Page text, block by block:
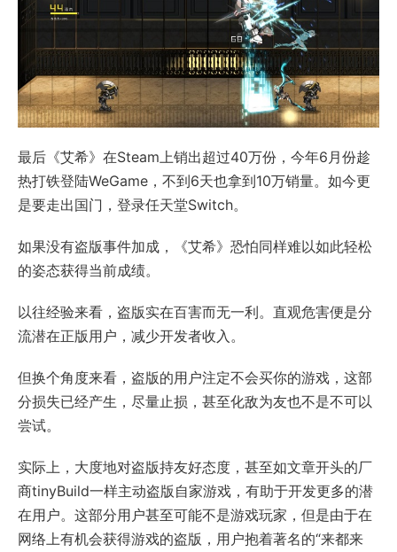
最后《艾希》在Steam上销出超过40万份，今年6月份趁
热打铁登陆WeGame，不到6天也拿到10万销量。如今更
是要走出国门，登录任天堂Switch。
如果没有盗版事件加成，《艾希》恐怕同样难以如此轻松
的姿态获得当前成绩。
以往经验来看，盗版实在百害而无一利。直观危害便是分
流潜在正版用户，减少开发者收入。
但换个角度来看，盗版的用户注定不会买你的游戏，这部
分损失已经产生，尽量止损，甚至化敌为友也不是不可以
尝试。
实际上，大度地对盗版持友好态度，甚至如文章开头的厂
商tinyBuild一样主动盗版自家游戏，有助于开发更多的潜
在用户。这部分用户甚至可能不是游戏玩家，但是由于在
网络上有机会获得游戏的盗版，用户抱着著名的“来都来